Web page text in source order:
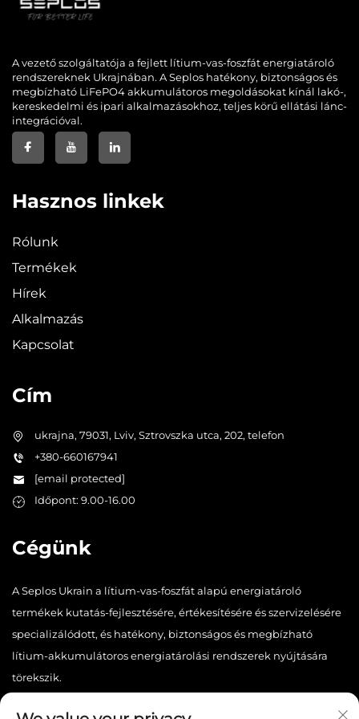
A vezető szolgáltatója a fejlett lítium-vas-foszfát energiatároló
rendszereknek Ukrajnában. A Seplos hatékony, biztonságos és
megbízható LiFePO4 akkumulátoros megoldásokat kínál lakó-,
kereskedelmi és ipari alkalmazásokhoz, teljes körű ellátási lánc-
integrációval.
Hasznos linkek
Rólunk
Termékek
Hírek
Alkalmazás
Kapcsolat
Cím
ukrajna, 79031, Lviv, Sztrovszka utca, 202, telefon
+380-660167941
[email protected]
Időpont: 9.00-16.00
Cégünk
A Seplos Ukrain a lítium-vas-foszfát alapú energiatároló
termékek kutatás-fejlesztésére, értékesítésére és szervizelésére
specializálódott, és hatékony, biztonságos és megbízható
lítium-akkumulátoros energiatárolási rendszerek nyújtására
törekszik.